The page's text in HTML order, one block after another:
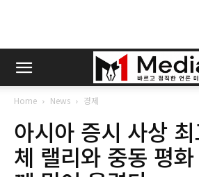
Home News 경제
아시아 증시 사상
체 랠리와 중동 평